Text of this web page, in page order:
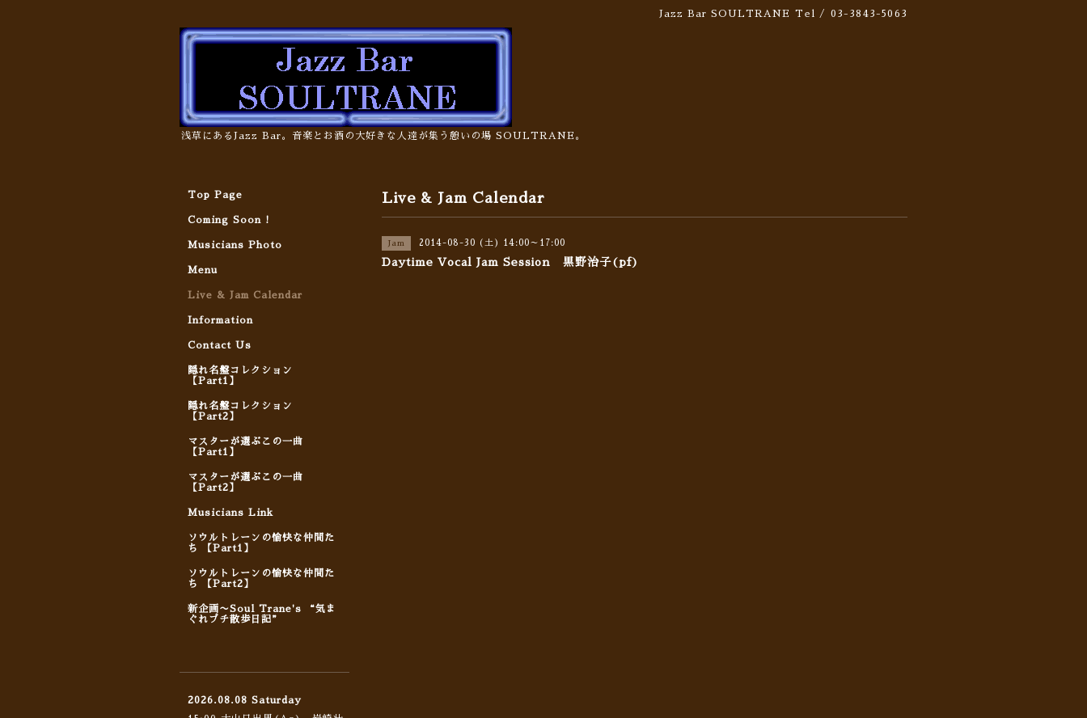
Jazz Bar SOULTRANE Tel / 03-3843-5063
浅草にあるJazz Bar。音楽とお酒の大好きな人達が集う憩いの場 SOULTRANE。
Live & Jam Calendar
Jam 2014-08-30 (土) 14:00～17:00
Daytime Vocal Jam Session 黒野治子(pf)
Top Page
Coming Soon !
Musicians Photo
Menu
Live & Jam Calendar
Information
Contact Us
隠れ名盤コレクション
【Part1】
隠れ名盤コレクション
【Part2】
マスターが選ぶこの一曲
【Part1】
マスターが選ぶこの一曲
【Part2】
Musicians Link
ソウルトレーンの愉快な仲間た
ち 【Part1】
ソウルトレーンの愉快な仲間た
ち 【Part2】
新企画〜Soul Trane's “気ま
ぐれプチ散歩日記”
2026.08.08 Saturday